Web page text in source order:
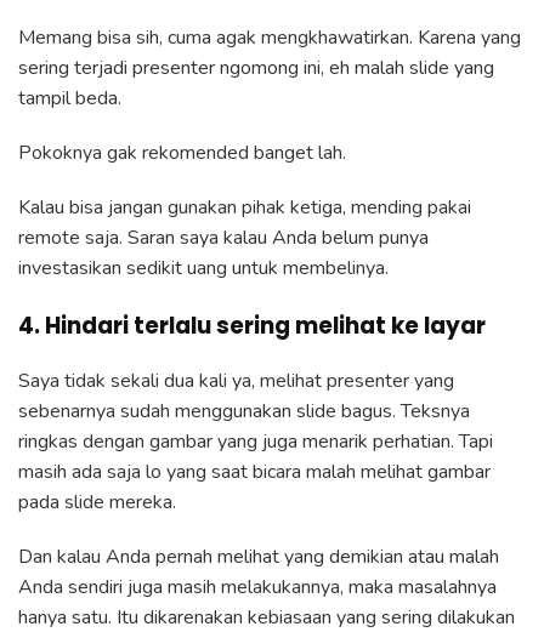
Memang bisa sih, cuma agak mengkhawatirkan. Karena yang
sering terjadi presenter ngomong ini, eh malah slide yang
tampil beda.
Pokoknya gak rekomended banget lah.
Kalau bisa jangan gunakan pihak ketiga, mending pakai
remote saja. Saran saya kalau Anda belum punya
investasikan sedikit uang untuk membelinya.
4. Hindari terlalu sering melihat ke layar
Saya tidak sekali dua kali ya, melihat presenter yang
sebenarnya sudah menggunakan slide bagus. Teksnya
ringkas dengan gambar yang juga menarik perhatian. Tapi
masih ada saja lo yang saat bicara malah melihat gambar
pada slide mereka.
Dan kalau Anda pernah melihat yang demikian atau malah
Anda sendiri juga masih melakukannya, maka masalahnya
hanya satu. Itu dikarenakan kebiasaan yang sering dilakukan